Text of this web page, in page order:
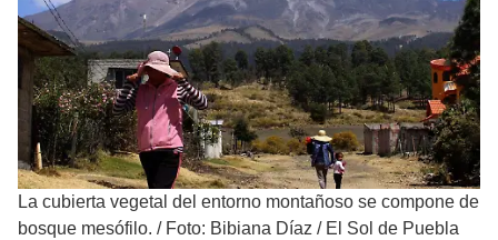
La cubierta vegetal del entorno montañoso se compone de
bosque mesófilo. / Foto: Bibiana Díaz / El Sol de Puebla